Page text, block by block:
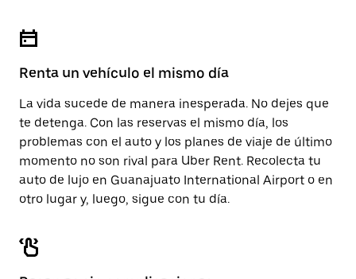
el
calendario.
Renta un vehículo el mismo día
La vida sucede de manera inesperada. No dejes que
te detenga. Con las reservas el mismo día, los
problemas con el auto y los planes de viaje de último
momento no son rival para Uber Rent. Recolecta tu
auto de lujo en Guanajuato International Airport o en
otro lugar y, luego, sigue con tu día.